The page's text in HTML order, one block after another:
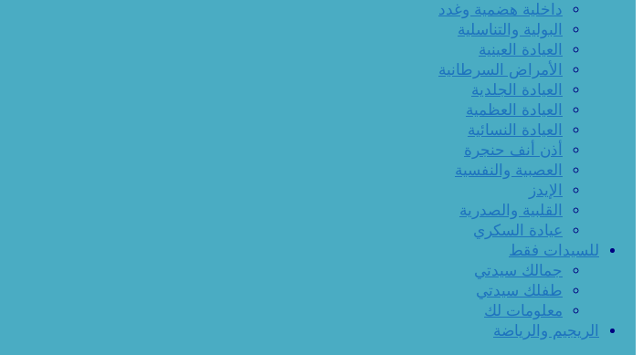
داخلية هضمية وغدد
البولية والتناسلية
العيادة العينية
الأمراض السرطانية
العيادة الجلدية
العيادة العظمية
العيادة النسائية
أذن أنف حنجرة
العصبية والنفسية
الإيدز
القلبية والصدرية
عيادة السكري
للسيدات فقط
جمالك سيدتي
طفلك سيدتي
معلومات لك
الريجيم والرياضة